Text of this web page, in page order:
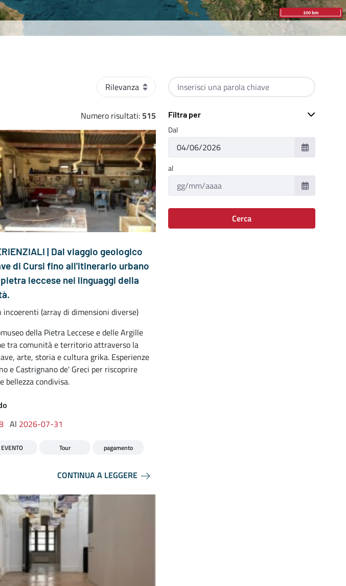
Ordinamento
Numero risultati: 515
| Dal viaggio geologico
di Cursi fino all'itinerario urbano
leccese nei linguaggi della
incoerenti (array di dimensioni diverse)
della Pietra Leccese e delle Argille
tra comunità e territorio attraverso la
arte, storia e cultura grika. Esperienze
e Castrignano de' Greci per riscoprire
bellezza condivisa.
Al 2026-07-31
EVENTO Tour pagamento
CONTINUA A LEGGERE
Cerca per testo
Filtra per
Dal
al
Cerca